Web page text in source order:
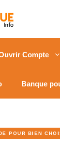
Compte
Banque
POUR BIEN